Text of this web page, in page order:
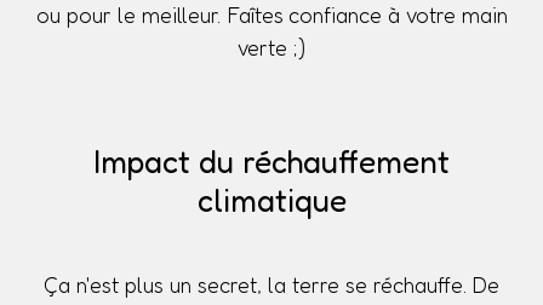
ou pour le meilleur. Faîtes confiance à votre main
verte ;)
Impact du réchauffement
climatique
Ça n'est plus un secret, la terre se réchauffe. De